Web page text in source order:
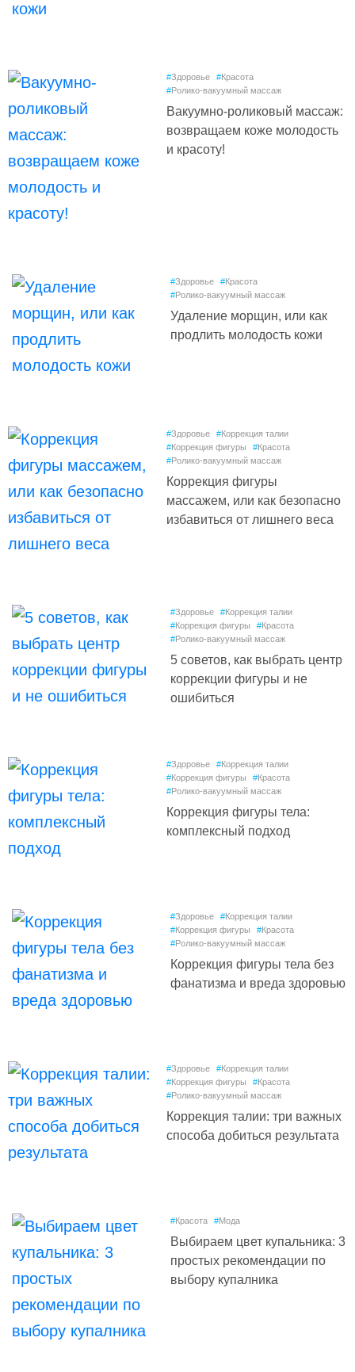
#Здоровье #Красота
#Ролико-вакуумный массаж
Вакуумно-роликовый массаж:
возвращаем коже молодость
и красоту!
#Здоровье #Красота
#Ролико-вакуумный массаж
Удаление морщин, или как
продлить молодость кожи
#Здоровье #Коррекция талии
#Коррекция фигуры #Красота
#Ролико-вакуумный массаж
Коррекция фигуры
массажем, или как безопасно
избавиться от лишнего веса
#Здоровье #Коррекция талии
#Коррекция фигуры #Красота
#Ролико-вакуумный массаж
5 советов, как выбрать центр
коррекции фигуры и не
ошибиться
#Здоровье #Коррекция талии
#Коррекция фигуры #Красота
#Ролико-вакуумный массаж
Коррекция фигуры тела:
комплексный подход
#Здоровье #Коррекция талии
#Коррекция фигуры #Красота
#Ролико-вакуумный массаж
Коррекция фигуры тела без
фанатизма и вреда здоровью
#Здоровье #Коррекция талии
#Коррекция фигуры #Красота
#Ролико-вакуумный массаж
Коррекция талии: три важных
способа добиться результата
#Красота #Мода
Выбираем цвет купальника: 3
простых рекомендации по
выбору купалника